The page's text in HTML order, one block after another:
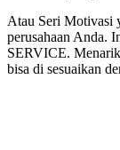
Atau Seri Motivasi
perusahaan Anda.
SERVICE.
bisa di sesuaikan